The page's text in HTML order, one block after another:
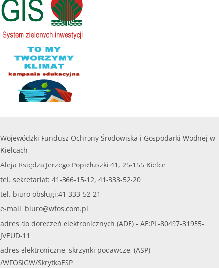
......
czytaj więcej...
Wojewódzki Fundusz Ochrony Środowiska i Gospodarki Wodnej w
Kielcach
Aleja Księdza Jerzego Popiełuszki 41, 25-155 Kielce
tel. sekretariat: 41-366-15-12, 41-333-52-20
tel. biuro obsługi:41-333-52-21
e-mail: biuro@wfos.com.pl
adres do doręczeń elektronicznych (ADE) - AE:PL-80497-31955-
JVEUD-11
adres elektronicznej skrzynki podawczej (ASP) -
/WFOSIGW/SkrytkaESP